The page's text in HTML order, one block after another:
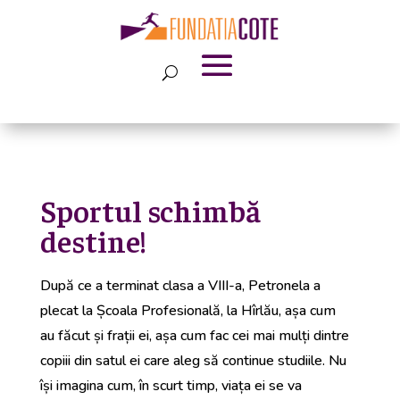
Sportul schimbă
destine!
După ce a terminat clasa a VIII-a, Petronela a
plecat la Școala Profesională, la Hîrlău, așa cum
au făcut și frații ei, așa cum fac cei mai mulți dintre
copiii din satul ei care aleg să continue studiile. Nu
își imagina cum, în scurt timp, viața ei se va